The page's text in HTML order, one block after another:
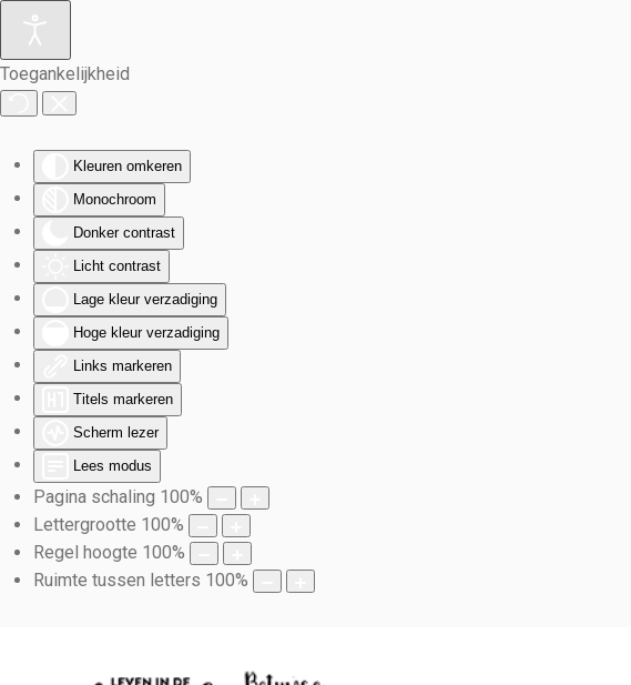
Toegankelijkheid
Kleuren omkeren
Monochroom
Donker contrast
Licht contrast
Lage kleur verzadiging
Hoge kleur verzadiging
Links markeren
Titels markeren
Scherm lezer
Lees modus
Pagina schaling 100%
Lettergrootte 100%
Regel hoogte 100%
Ruimte tussen letters 100%
Terug naar hoofdinhoud